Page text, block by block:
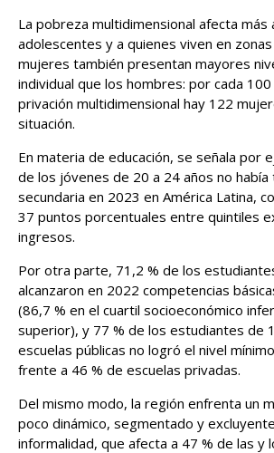
La pobreza multidimensional afecta más
adolescentes y a quienes viven en
mujeres también presentan mayores
individual que los hombres: por cada
privación multidimensional hay 122
situación.
En materia de educación, se señala por
de los jóvenes de 20 a 24 años no había
secundaria en 2023 en América Latina,
37 puntos porcentuales entre quintiles
ingresos.
Por otra parte, 71,2 % de los
alcanzaron en 2022 competencias
(86,7 % en el cuartil socioeconómico
superior), y 77 % de los estudiantes de
escuelas públicas no logró el nivel
frente a 46 % de escuelas privadas.
Del mismo modo, la región enfrenta un
poco dinámico, segmentado y
informalidad, que afecta a 47 % de las y